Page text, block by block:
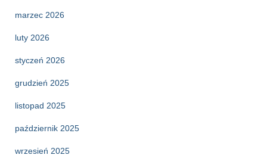
marzec 2026
luty 2026
styczeń 2026
grudzień 2025
listopad 2025
październik 2025
wrzesień 2025